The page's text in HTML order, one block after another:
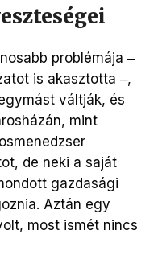
problémája ‒
is akasztotta ‒,
váltják, és
mint
de neki a saját
gazdasági
Aztán egy
most ismét nincs